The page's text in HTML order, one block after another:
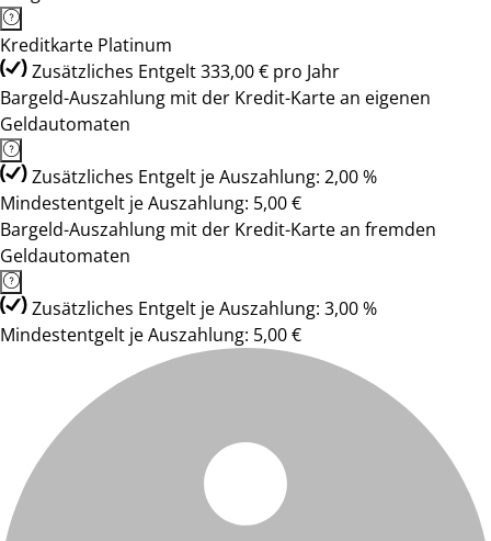
Kreditkarte Platinum
Zusätzliches Entgelt 333,00 € pro Jahr
Bargeld-Auszahlung mit der Kredit-Karte an eigenen
Geldautomaten
Zusätzliches Entgelt je Auszahlung: 2,00 %
Mindestentgelt je Auszahlung: 5,00 €
Bargeld-Auszahlung mit der Kredit-Karte an fremden
Geldautomaten
Zusätzliches Entgelt je Auszahlung: 3,00 %
Mindestentgelt je Auszahlung: 5,00 €